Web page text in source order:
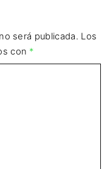
será publicada. Los
con *